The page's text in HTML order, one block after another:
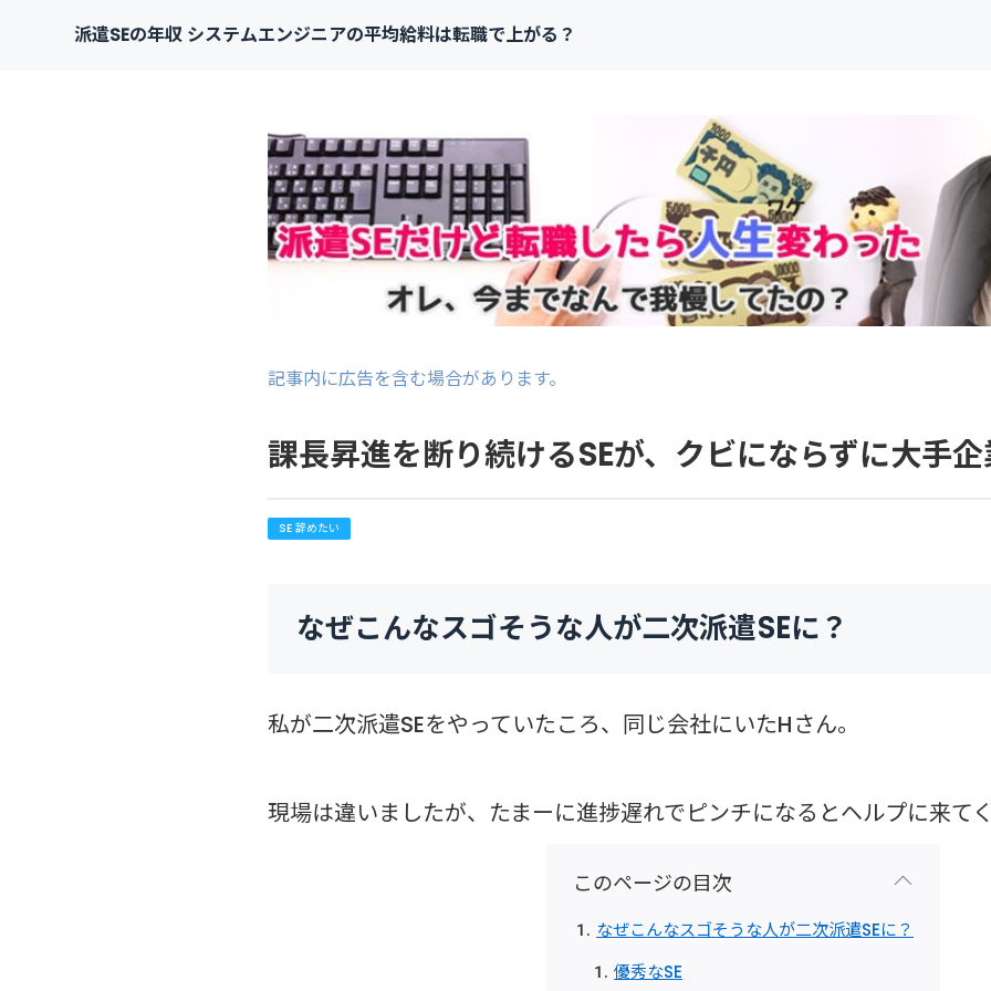
派遣SEの年収 システムエンジニアの平均給料は転職で上がる？
記事内に広告を含む場合があります。
課長昇進を断り続けるSEが、クビにならずに大手
SE 辞めたい
なぜこんなスゴそうな人が二次派遣SEに？
私が二次派遣SEをやっていたころ、同じ会社にいたHさん。
現場は違いましたが、たまーに進捗遅れでピンチになるとヘルプに来て
このページの目次
なぜこんなスゴそうな人が二次派遣SEに？
優秀なSE